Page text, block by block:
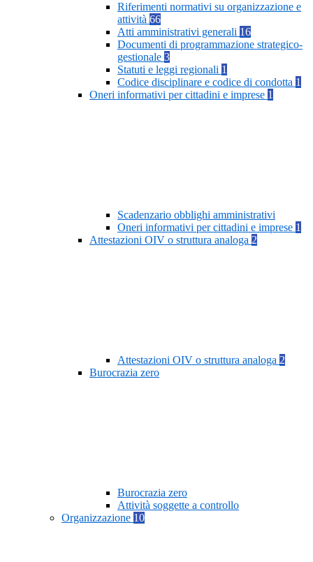
Riferimenti normativi su organizzazione e
attività 66
Atti amministrativi generali 16
Documenti di programmazione strategico-
gestionale 3
Statuti e leggi regionali 1
Codice disciplinare e codice di condotta 1
Oneri informativi per cittadini e imprese 1
Scadenzario obblighi amministrativi
Oneri informativi per cittadini e imprese 1
Attestazioni OIV o struttura analoga 2
Attestazioni OIV o struttura analoga 2
Burocrazia zero
Burocrazia zero
Attività soggette a controllo
Organizzazione 10